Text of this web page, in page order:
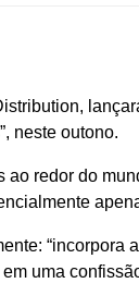
neste outono.
redor do
“incorpora
uma